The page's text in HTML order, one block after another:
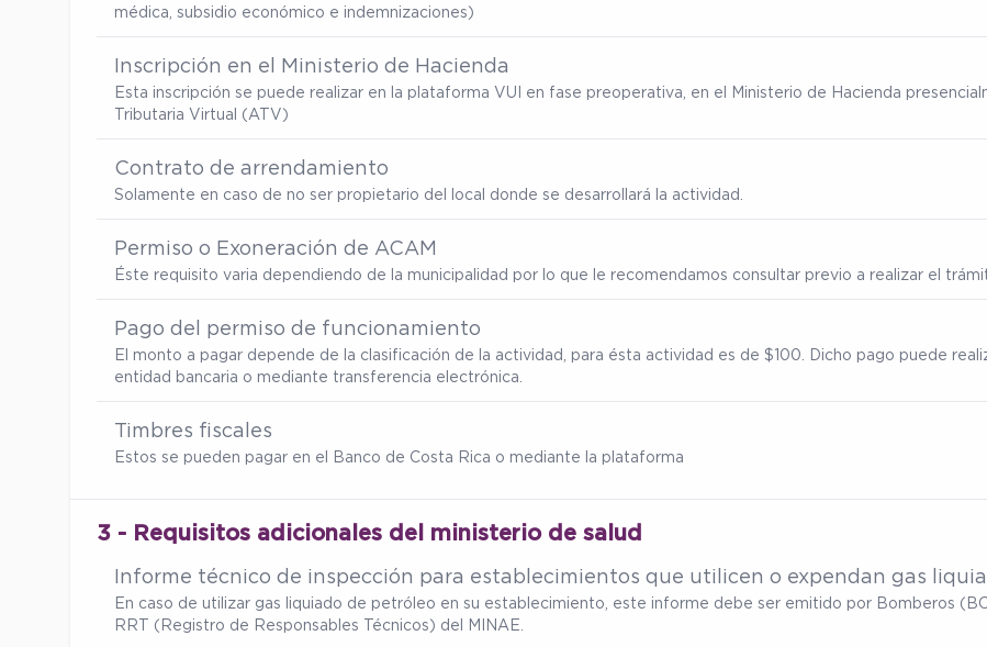
médica, subsidio económico e indemnizaciones)
Inscripción en el Ministerio de Hacienda
Esta inscripción se puede realizar en la plataforma VUI en fase preoperativa, en el Ministerio de Hacienda
Tributaria Virtual (ATV)
Contrato de arrendamiento
Solamente en caso de no ser propietario del local donde se desarrollará la actividad.
Permiso o Exoneración de ACAM
Éste requisito varia dependiendo de la municipalidad por lo que le recomendamos consultar previo a realizar el
Pago del permiso de funcionamiento
El monto a pagar depende de la clasificación de la actividad, para ésta actividad es de $100. Dicho pago puede
entidad bancaria o mediante transferencia electrónica.
Timbres fiscales
Estos se pueden pagar en el Banco de Costa Rica o mediante la plataforma
3 - Requisitos adicionales del ministerio de salud
Informe técnico de inspección para establecimientos que utilicen o expendan gas
En caso de utilizar gas liquiado de petróleo en su establecimiento, este informe debe ser emitido por Bomberos
RRT (Registro de Responsables Técnicos) del MINAE.